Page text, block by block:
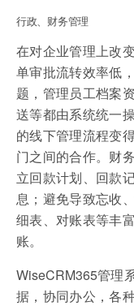
行政、财务管理
在对企业管理上改
单审批流转效率低
题，管理员工档案
送等都由系统统一
的线下管理流程变
门之间的合作。财
立回款计划、回款
息；避免导致忘收
细表、对账表等丰
账。
WiseCRM365管理
据，协同办公，各